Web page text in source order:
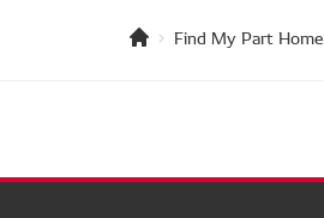
Find My Part Home